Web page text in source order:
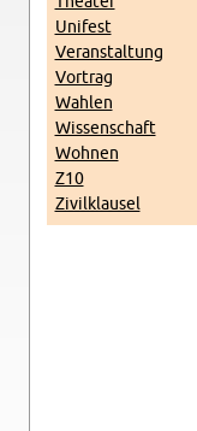
Uni­fest
Ver­an­stal­tung
Vor­trag
Wah­len
Wis­sen­schaft
Woh­nen
Z10
Zi­vil­klau­sel